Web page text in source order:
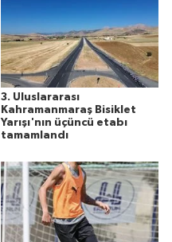
3. Uluslararası
Kahramanmaraş Bisiklet
Yarışı'nın üçüncü etabı
tamamlandı